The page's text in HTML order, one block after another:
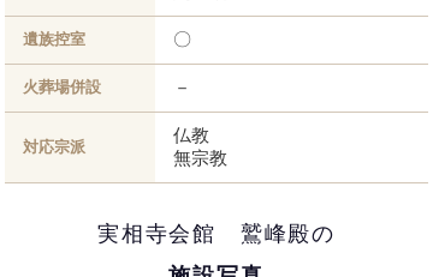
遺族控室 〇
火葬場併設 －
対応宗派
仏教
無宗教
実相寺会館 鷲峰殿の